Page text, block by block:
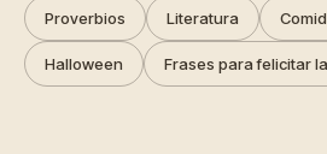
Proverbios Literatura
Halloween Frases para felicitar